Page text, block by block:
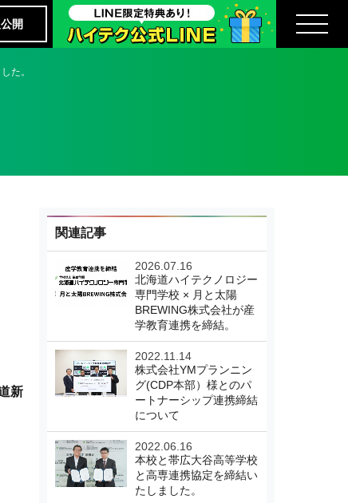
開
た。
新
関連記事
2026.07.16
北海道ハイテクノロジー
専門学校 × 月と太陽
BREWING株式会社が産
学教育連携を締結。
2022.11.14
株式会社YMプランニン
グ(CDP本部）様とのパ
ートナーシップ連携締結
について
2022.06.16
本校と帯広大谷高等学校
と高専連携協定を締結い
たしました。